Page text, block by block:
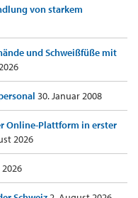
von starkem
und Schweißfüße mit
30. Januar 2008
Online-Plattform in erster
2026